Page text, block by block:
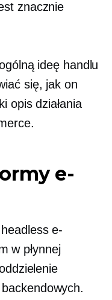
znacznie
ideę handlu
się, jak on
opis działania
e-
e-
w płynnej